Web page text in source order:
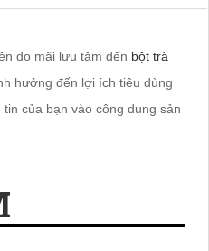
do mãi lưu tâm đến bột trà
hưởng đến lợi ích tiêu dùng
của bạn vào công dụng sản